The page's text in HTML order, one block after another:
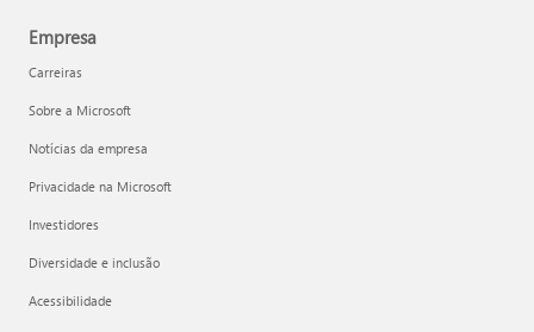
Empresa
Carreiras
Sobre a Microsoft
Notícias da empresa
Privacidade na Microsoft
Investidores
Diversidade e inclusão
Acessibilidade